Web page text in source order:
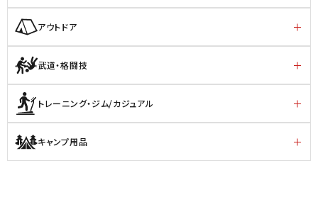
アウトドア
武道・格闘技
トレーニング・ジム/カジュアル
キャンプ用品